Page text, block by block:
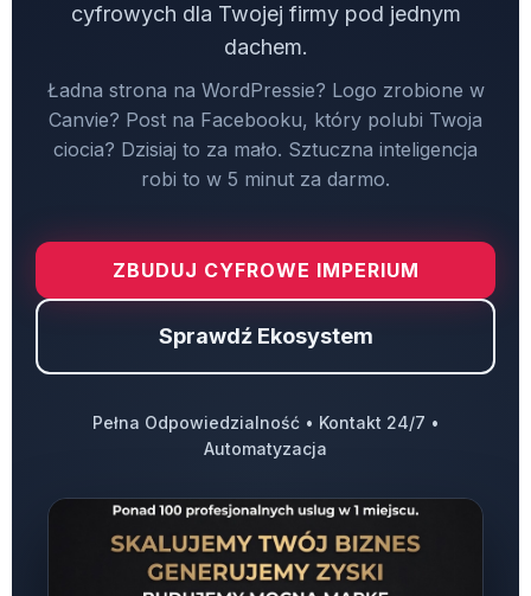
cyfrowych dla Twojej firmy pod jednym
dachem.
Ładna strona na WordPressie? Logo zrobione w
Canvie? Post na Facebooku, który polubi Twoja
ciocia? Dzisiaj to za mało. Sztuczna inteligencja
robi to w 5 minut za darmo.
ZBUDUJ CYFROWE IMPERIUM
Sprawdź Ekosystem
Pełna Odpowiedzialność • Kontakt 24/7 •
Automatyzacja